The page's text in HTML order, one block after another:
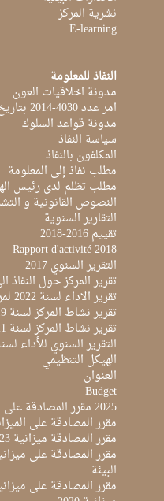
نشرية المركز
E-learning
النفاذ للمعلومة
مدونة اخلاقيات العون
امر عدد 4030-2014 بتاريخ 03 اكتوبر 2014
مدونة قواعد السلوك
سياسة النفاذ
المكلفون بالنفاذ
مطلب نفاذ إلى المعلومة
مطلب تظلم لدى رئيس
النصوص القانونية و
التقارير السنوية
تقييم 2016-2018
Rapport d'activité 2018
التقرير السنوي 2017
تقرير المركز حول النفاذ الى
تقرير الاداء لسنة 2022 لمركز تونس الدولي لتكنولوجيا البيئة
تقرير نشاط المركز لسنة 2019
تقرير نشاط المركز لسنة 2021
التقرير السنوي للأداء لسنة
الهيكل التنظيمي
العنوان
Budget
2025 مقرر المصادقة على ميزانية
مقرر المصادقة على
مقرر المصادقة ميزانية 2023
البيئة
مقرر المصادقة على ميزانية